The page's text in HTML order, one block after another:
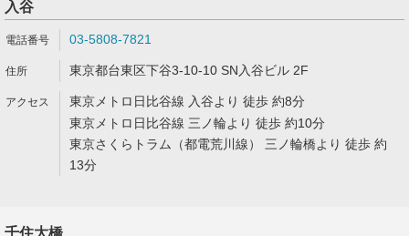
入谷
03-5808-7821
東京都台東区下谷3-10-10 SN入谷ビル 2F
東京メトロ日比谷線 入谷より 徒歩 約8分
東京メトロ日比谷線 三ノ輪より 徒歩 約10分
東京さくらトラム（都電荒川線） 三ノ輪橋より 徒歩 約
13分
千住大橋